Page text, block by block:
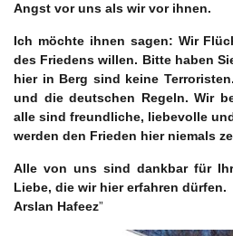
Angst vor uns als wir vor ihnen.
Ich möchte ihnen sagen: Wir
des Friedens willen. Bitte haben
hier in Berg sind keine
und die deutschen Regeln. Wir
alle sind freundliche, liebevolle
werden den Frieden hier niemals
Alle von uns sind dankbar für
Liebe, die wir hier erfahren dürfen.
Arslan Hafeez”